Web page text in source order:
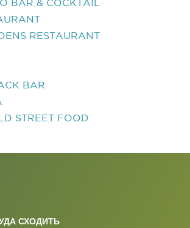
BAR & COCKTAIL
RESTAURANT
BAR
STREET FOOD
СХОДИТЬ